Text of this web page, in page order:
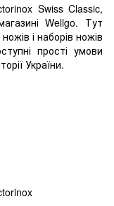
Swiss Classic,
Wellgo. Тут
і наборів ножів
прості умови
України.